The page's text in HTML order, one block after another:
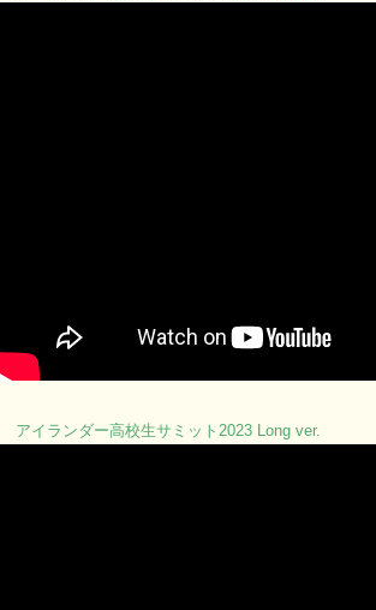
アイランダー高校生サミット2023 Long ver.